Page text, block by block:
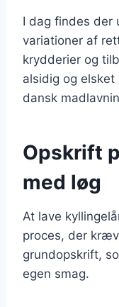
I dag findes der
variationer af
krydderier og
alsidig og
dansk
Opskrift
med løg
At lave
proces, der
grundopskrift,
egen smag.